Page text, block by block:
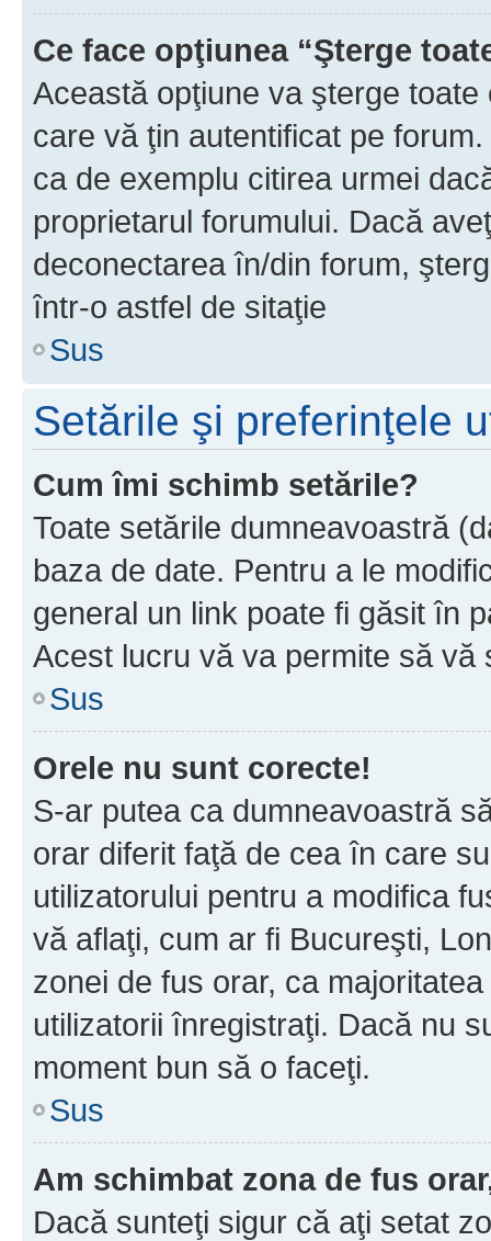
Ce face opţiunea “Şterge
Această opţiune va şterge
care vă ţin autentificat pe
ca de exemplu citirea urmei
proprietarul forumului. Dacă
deconectarea în/din forum,
într-o astfel de sitaţie
Sus
Setările şi preferinţele
Cum îmi schimb setările?
Toate setările dumneavoastră
baza de date. Pentru a le
general un link poate fi găsit în
Acest lucru vă va permite să vă
Sus
Orele nu sunt corecte!
S-ar putea ca dumneavoastră
orar diferit faţă de cea în care
utilizatorului pentru a modifica
vă aflaţi, cum ar fi Bucureşti,
zonei de fus orar, ca
utilizatorii înregistraţi. Dacă nu
moment bun să o faceţi.
Sus
Am schimbat zona de fus
Dacă sunteţi sigur că aţi setat